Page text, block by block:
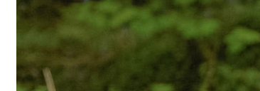
Wellnes
DIY